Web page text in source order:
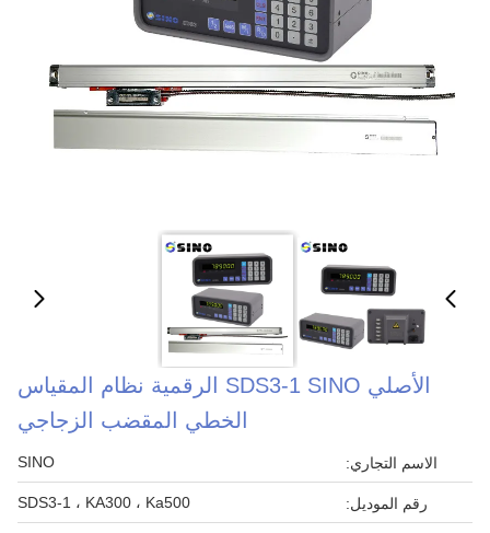
الأصلي SDS3-1 SINO الرقمية نظام المقياس
الخطي المقضب الزجاجي
الاسم التجاري: SINO
رقم الموديل: SDS3-1 ، KA300 ، Ka500